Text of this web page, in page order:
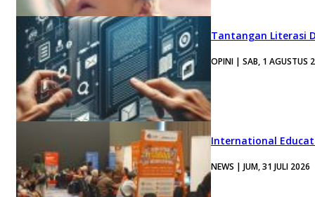
Tantangan Literasi
OPINI | SAB, 1 AGUSTUS
International
NEWS | JUM, 31 JULI 2026